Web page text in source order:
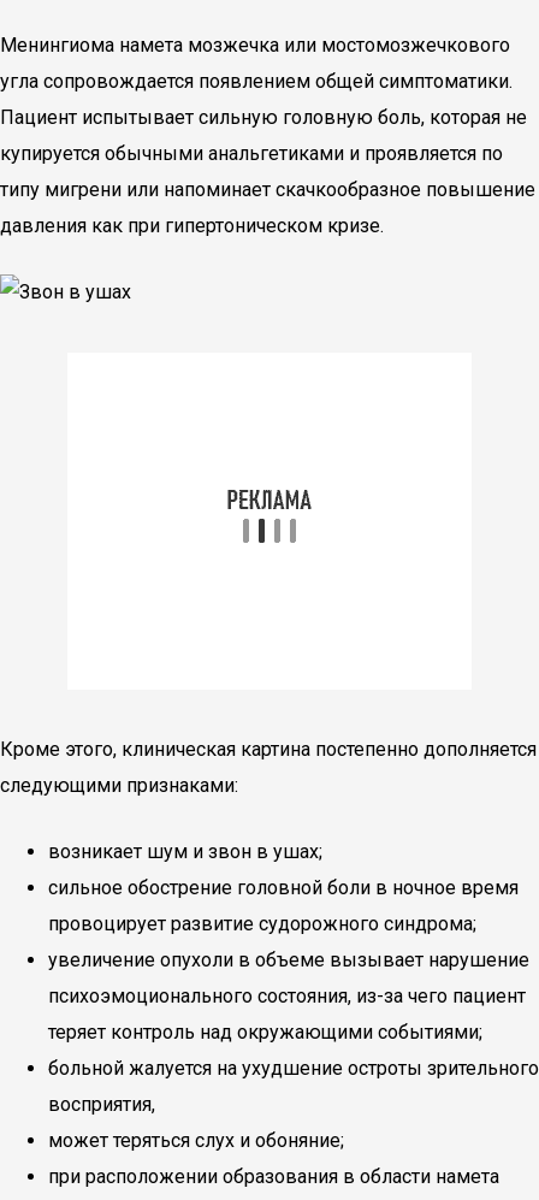
Менингиома намета мозжечка или мостомозжечкового
угла сопровождается появлением общей симптоматики.
Пациент испытывает сильную головную боль, которая не
купируется обычными анальгетиками и проявляется по
типу мигрени или напоминает скачкообразное повышение
давления как при гипертоническом кризе.
Кроме этого, клиническая картина постепенно дополняется
следующими признаками:
возникает шум и звон в ушах;
сильное обострение головной боли в ночное время
провоцирует развитие судорожного синдрома;
увеличение опухоли в объеме вызывает нарушение
психоэмоционального состояния, из-за чего пациент
теряет контроль над окружающими событиями;
больной жалуется на ухудшение остроты зрительного
восприятия,
может теряться слух и обоняние;
при расположении образования в области намета